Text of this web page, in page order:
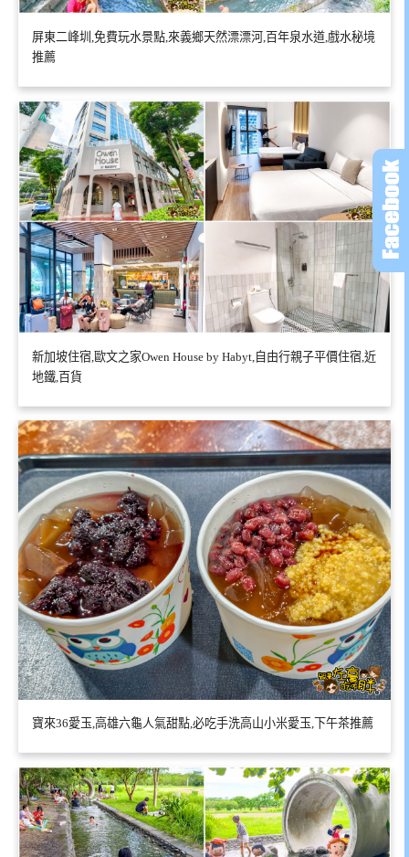
屏東二峰圳,免費玩水景點,來義鄉天然漂漂河,百年泉水道,戲水秘境
推薦
新加坡住宿,歐文之家Owen House by Habyt,自由行親子平價住宿,近
地鐵,百貨
寶來36愛玉,高雄六龜人氣甜點,必吃手洗高山小米愛玉,下午茶推薦